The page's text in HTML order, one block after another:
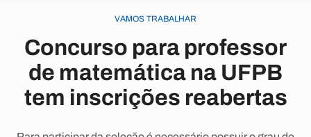
VAMOS TRABALHAR
Concurso para professor
de matemática na UFPB
tem inscrições reabertas